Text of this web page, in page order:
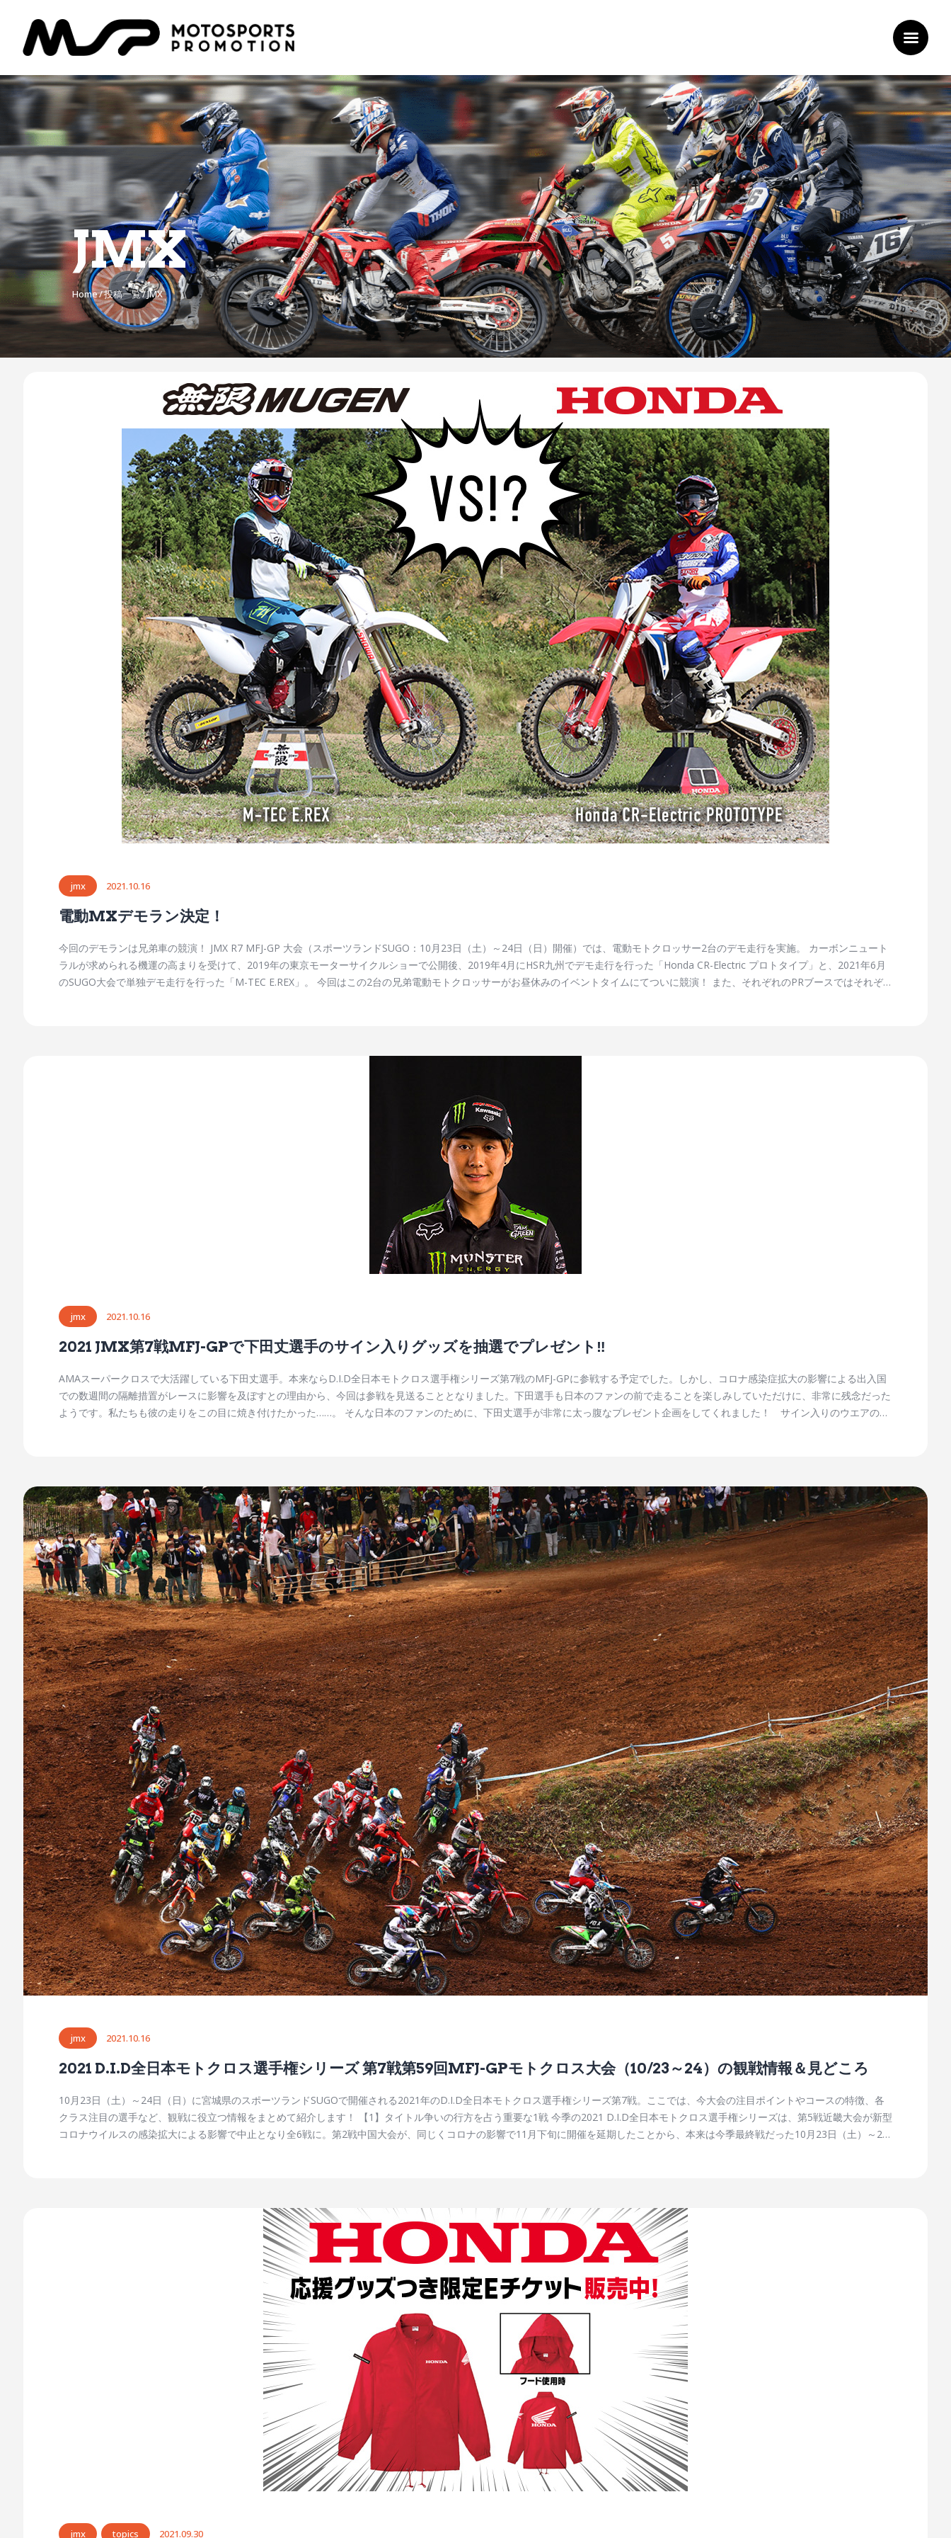
JMX
Home 投稿一覧 JMX
チケット
お問い合わせ
jmx 2021.10.16
電動MXデモラン決定！
今回のデモランは兄弟車の競演！ JMX R7 MFJ-GP 大会（スポーツランドSUGO：10月23日（土）～24日（日）開催）では、電動モトクロッサー2台のデモ走行を実施。 カーボンニュート
ラルが求められる機運の高まりを受けて、2019年の東京モーターサイクルショーで公開後、2019年4月にHSR九州でデモ走行を行った「Honda CR-Electric プロトタイプ」と、2021年6月
のSUGO大会で単独デモ走行を行った「M-TEC E.REX」。 今回はこの2台の兄弟電動モトクロッサーがお昼休みのイベントタイムにてついに競演！ また、それぞれのPRブースではそれぞ
jmx 2021.10.16
2021 JMX第7戦MFJ-GPで下田丈選手のサイン入りグッズを抽選でプレゼント‼︎
AMAスーパークロスで大活躍している下田丈選手。本来ならD.I.D全日本モトクロス選手権シリーズ第7戦のMFJ-GPに参戦する予定でした。しかし、コロナ感染症拡大の影響による出入国
での数週間の隔離措置がレースに影響を及ぼすとの理由から、今回は参戦を見送ることとなりました。下田選手も日本のファンの前で走ることを楽しみしていただけに、非常に残念だった
ようです。私たちも彼の走りをこの目に焼き付けたかった……。 そんな日本のファンのために、下田丈選手が非常に太っ腹なプレゼント企画をしてくれました！ サイン入りのウエアのみ
て、MFJGPを観戦に行きましょう！ ＜チケット購入はこちらのページの下から！＞ step3： 10月23日（土）ゲートオープン（7:30）～ゲートクローズ 10月24日（日）ゲートオープン
（7:00）～11:59までに、第1パドック内「下田丈ブース」にて抽選登録を行ってください。 ※応募する本人が、有料のチケットと、身分証明書をお持ちください。 ※有料チケットの使い
まわしが発覚した場合、関係者全員抽選対象外となりますのでご注意ください。 【当選発表日時】 10月24日（日）12:30～13:30（予定） 【発表方法】 下田丈ブースでの貼りだし 場内放
送 電話での呼び出し 【受け渡し方法】 下田丈ブースにて直接手渡し ※当選者本人が当大会の有料チケットと身分証明書を持参のうえお越しください。 ※郵送での発送は行いません。 ※
受取されないグッズの再抽選は行いません。必ず取りに来てください。
jmx 2021.10.16
2021 D.I.D全日本モトクロス選手権シリーズ 第7戦第59回MFJ-GPモトクロス大会（10/23～24）の観戦情報＆見どころ
10月23日（土）～24日（日）に宮城県のスポーツランドSUGOで開催される2021年のD.I.D全日本モトクロス選手権シリーズ第7戦。ここでは、今大会の注目ポイントやコースの特徴、各
クラス注目の選手など、観戦に役立つ情報をまとめて紹介します！ 【1】タイトル争いの行方を占う重要な1戦 今季の2021 D.I.D全日本モトクロス選手権シリーズは、第5戦近畿大会が新型
コロナウイルスの感染拡大による影響で中止となり全6戦に。第2戦中国大会が、同じくコロナの影響で11月下旬に開催を延期したことから、本来は今季最終戦だった10月23日（土）～24
となりました。 【2】万全の新型コロナウイルス対策で 施設とスタッフが充実し、オンロードとオフロードのさまざまなレースを開催することなどで、コロナ禍におけるイベント実施のノ
ウハウも蓄積してきたスポーツランドSUGO。全国的な新規感染者数が激減している状況での開催とはいえ、今大会でも新型コロナウイルス対策を徹底しています。 大会前の情報による
と、第4戦と同じくパドックには観客の立ち入り制限エリアを設ける予定とのこと。これは、ライダーやチーム関係者と観客の接触機会を大幅に減らすことで、感染リスクを下げるという
考えに基づいています。選手との距離が近いのが、本来の全日本モトクロスが持つ魅力ですが、コロナの現状を踏まえてご理解いただけますようお願いいたします。 またSUGOの入場時に
は、選手や関係者や観客などに対して、状況に応じて検温や体調チェックシートの提出などが求められます。また、飲食時以外のマスク着用や観戦時の密集回避（ソーシャルディスタンス
確保）なども呼びかけられています。ご協力よろしくお願いいたします。 【3】コースはアップダウンも豊富でダイナミック かつてモトクロス世界選手権を誘致したこともあるスポーツラ
ンドSUGOのインターナショナルモトクロスコースは、ふたつの丘にまたがるようにレイアウトされ、その斜面や谷地といった自然の地形を生かした豊富なアップダウンも特徴としていま
す。コースの序盤には、斜度が約30度で長さが約70mもある上りの「大坂」、メインエリアから見ると “丘の向こう”となるエリアにはハイスピードな「ヨーロピアンセクション」もあり
ます。 比較的頻繁にコースの仕様が変更されるSUGOですが、「アップダウンが豊富でダイナミック」という基本コンセプトは踏襲。現地で観戦できないファンのためにYoutubeライブ動
画配信チャンネルの「MFJ Live Channel」を展開していますが、豪快なアップダウンはなかなか映像では伝わりづらく、ぜひとも会場で生観戦してもらいたいところです。 SUGOライダー
ズカフェちなみに、SUGOには昔からスターティングエリア左側にコンクリートスタンド席が設けられていましたが、近年はそれに加えて大坂の横など複数ヵ所に観客席の整備が進められ
ました。飲食店ブースも複数ヵ所に分散され、ヨーロピアンセクションにはバイク来場者無料（一般利用500円）の「SUGOライダーズカフェ」が設けられるなど、観戦環境の向上が進め
られています。メインエリアのトイレはきれいで、公共交通機関のみを利用した来場は難易度が高めな立地とはいえ、初めての全日本モトクロス観戦にも最適なコースのひとつです。
【4】最高峰クラスのIA1で注目の選手は？ 山本鯨選手（#1） 山本鯨選手（#1） 渡辺祐介選手（#3） 渡辺祐介選手（#3） 排気量450ccの4ストマシンが参戦する最高峰クラスのIA1は、第
6戦でホンダサポートライダーの山本鯨選手（#1）が両ヒート制覇を達成。ランキングトップにつけているヤマハファクトリーチームの渡辺祐介選手（#3）が3-4位だったことから、ポイ
ント差が2点に詰まりました。さらに、渡辺選手と同じくヤマハファクトリーチームから参戦する富田俊樹選手は2-3位となり、こちらも渡辺選手とのポイント差を削減。渡辺選手が181
点、山本選手が179点、富田選手が174点と、上位3選手が7点差の大接戦となっています。 このクラスは今季、カワサキファクトリーチームの能塚智寛選手（#5）とホンダサポートライダ
ート優勝は十分に狙える存在です。 今季はポイントスケールが変更され、優勝25点、2位20点、3位16点、4位13点、5位11点……と、これまでよりも上位のポイント間隔が大きめ。優勝と
jmx topics 2021.09.30